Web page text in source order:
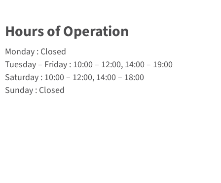
Hours of Operation
Monday : Closed
Tuesday– Friday : 10:00 – 12:00, 14:00 – 19:00
Saturday : 10:00 – 12:00, 14:00 – 18:00
Sunday : Closed